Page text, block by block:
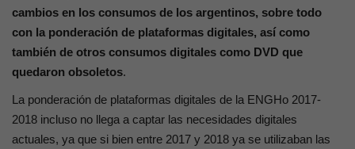
cambios en los consumos de los argentinos, sobre todo
con la ponderación de plataformas digitales, así como
también de otros consumos digitales como DVD que
quedaron obsoletos.
La ponderación de plataformas digitales de la ENGHo 2017-
2018 incluso no llega a captar las necesidades digitales
actuales, ya que si bien entre 2017 y 2018 ya se utilizaban las